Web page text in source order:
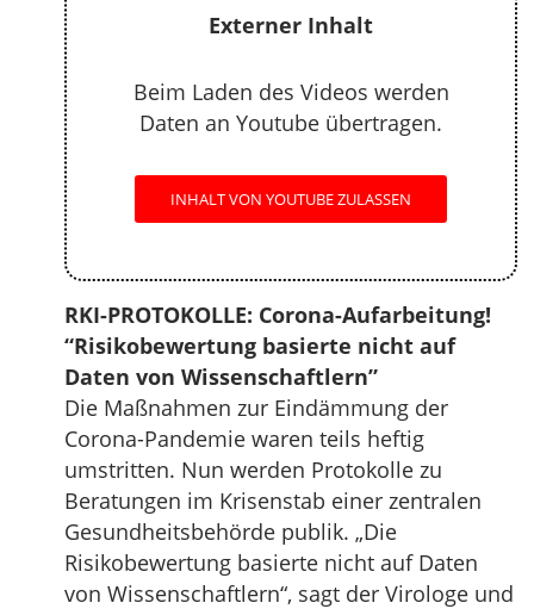
Externer Inhalt
Beim Laden des Videos werden
Daten an Youtube übertragen.
INHALT VON YOUTUBE ZULASSEN
RKI-PROTOKOLLE: Corona-Aufarbeitung!
“Risikobewertung basierte nicht auf
Daten von Wissenschaftlern”
Die Maßnahmen zur Eindämmung der
Corona-Pandemie waren teils heftig
umstritten. Nun werden Protokolle zu
Beratungen im Krisenstab einer zentralen
Gesundheitsbehörde publik. „Die
Risikobewertung basierte nicht auf Daten
von Wissenschaftlern“, sagt der Virologe und